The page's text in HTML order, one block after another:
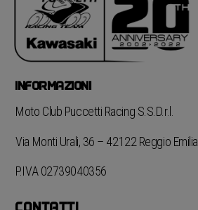
INFORMAZIONI
Moto Club Puccetti Racing S.S.D.r.l.
Via Monti Urali, 36 – 42122 Reggio Emilia
P.IVA 02739040356